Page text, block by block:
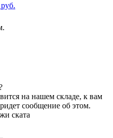
на нашем складе, к вам
сообщение об этом.
ската